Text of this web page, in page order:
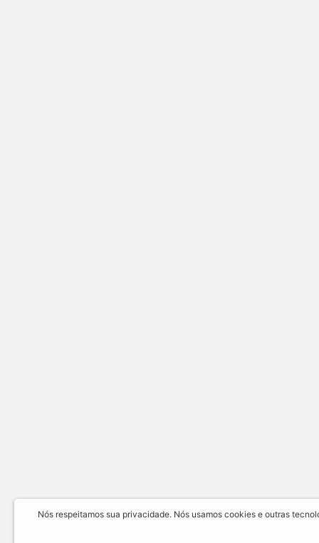
Nós respeitamos sua privacidade. Nós usamos cookies e outras